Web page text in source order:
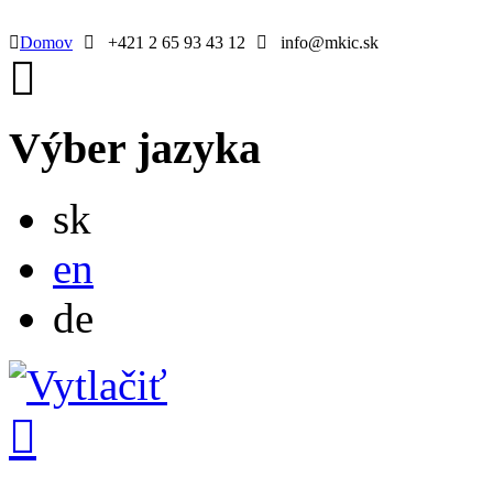
Domov +421 2 65 93 43 12 info@mkic.sk
Výber jazyka
sk
en
de